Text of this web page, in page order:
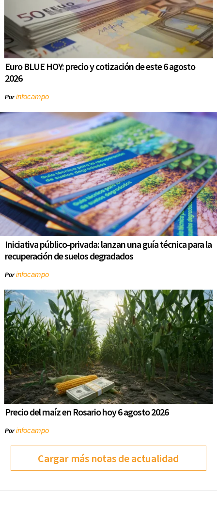
Euro BLUE HOY: precio y cotización de este 6 agosto
2026
Porinfocampo
Iniciativa público-privada: lanzan una guía técnica para la
recuperación de suelos degradados
Porinfocampo
Precio del maíz en Rosario hoy 6 agosto 2026
Porinfocampo
Cargar más notas de actualidad